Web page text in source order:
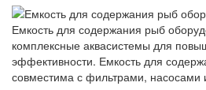
Емкость для содержания рыб
комплексные аквасистемы для
эффективности. Емкость для
совместима с фильтрами, насосами